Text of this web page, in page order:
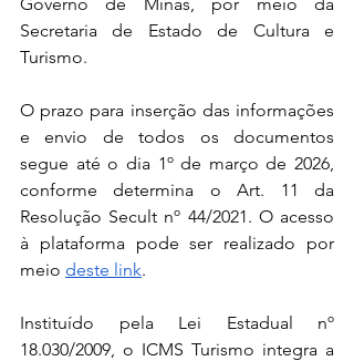
Secretaria de Estado de Cultura e
Turismo.
O prazo para inserção das informações
e envio de todos os documentos
segue até o dia 1º de março de 2026,
conforme determina o Art. 11 da
Resolução Secult nº 44/2021. O acesso
à plataforma pode ser realizado por
meio deste link.
Instituído pela Lei Estadual nº
18.030/2009, o ICMS Turismo integra a